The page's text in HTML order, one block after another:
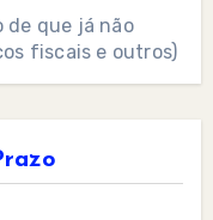
de que já não
fiscais e outros)